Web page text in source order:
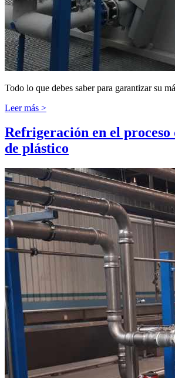
Todo lo que debes saber para garantizar su
Leer más >
Refrigeración en el proceso
de plástico